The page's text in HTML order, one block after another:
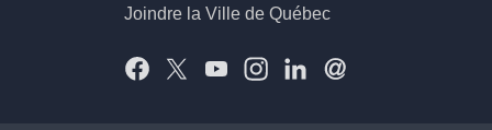
Joindre la Ville de Québec